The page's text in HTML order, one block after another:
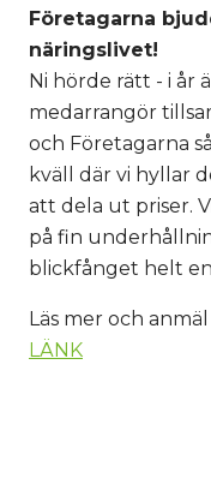
Företagarna
näringslivet!
Ni hörde rätt - i år
medarrangör
och Företagarna
kväll där vi hyllar
att dela ut priser.
på fin
blickfånget helt
Läs mer och
LÄNK